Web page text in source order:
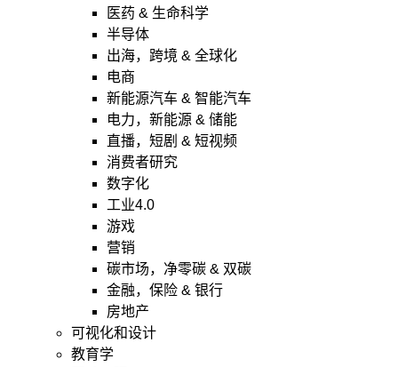
医药 & 生命科学
半导体
出海，跨境 & 全球化
电商
新能源汽车 & 智能汽车
电力，新能源 & 储能
直播，短剧 & 短视频
消费者研究
数字化
工业4.0
游戏
营销
碳市场，净零碳 & 双碳
金融，保险 & 银行
房地产
可视化和设计
教育学